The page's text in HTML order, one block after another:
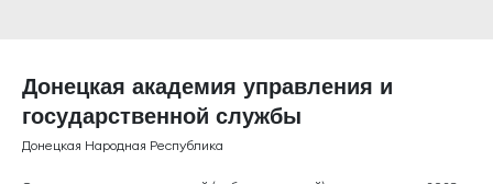
Донецкая академия управления и
государственной службы
Донецкая Народная Республика